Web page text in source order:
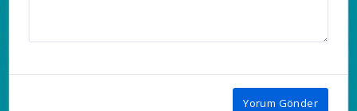
Yorum Gönder